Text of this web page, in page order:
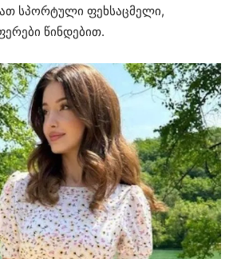
სპორტული ფეხსაცმელი,
წინდებით.